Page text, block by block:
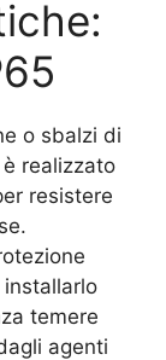
o sbalzi di
realizzato
resistere
temere
agenti